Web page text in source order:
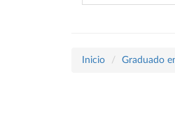
Inicio Graduado